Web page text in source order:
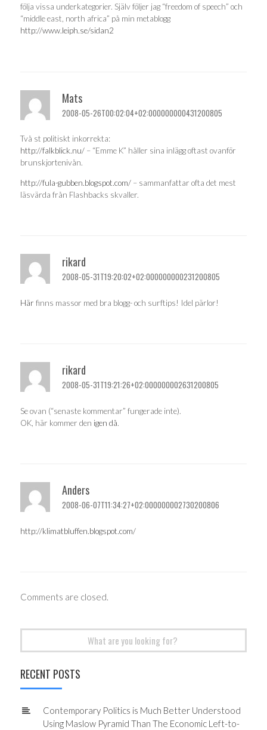
följa vissa underkategorier. Själv följer jag “freedom of speech” och
“middle east, north africa” på min metablogg
http://www.leiph.se/sidan2
Mats
2008-05-26T00:02:04+02:000000000431200805
Två st politiskt inkorrekta:
http://falkblick.nu/ – “Emme K” håller sina inlägg oftast ovanför
brunskjortenivån.
http://fula-gubben.blogspot.com/ – sammanfattar ofta det mest
läsvärda från Flashbacks skvaller.
rikard
2008-05-31T19:20:02+02:000000000231200805
Här finns massor med bra blogg- och surftips! Idel pärlor!
rikard
2008-05-31T19:21:26+02:000000002631200805
Se ovan (“senaste kommentar” fungerade inte).
OK, här kommer den igen då.
Anders
2008-06-07T11:34:27+02:000000002730200806
http://klimatbluffen.blogspot.com/
Comments are closed.
RECENT POSTS
Contemporary Politics is Much Better Understood
Using Maslow Pyramid Than The Economic Left-to-